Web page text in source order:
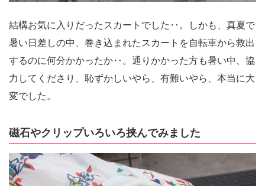
結構お気に入りだったスカートでした‥。しかも、真夏で
暑い日差しの中、巻き込まれたスカートを自転車から救出
するのに何分かかったか‥。通りかかった方も暑い中、協
力してくださり、恥ずかしいやら、有難いやら、本当に大
変でした。
磁石やクリップいろいろ挟んでみました